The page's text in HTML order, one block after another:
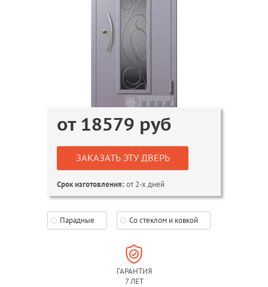
от 18579 руб
ЗАКАЗАТЬ ЭТУ ДВЕРЬ
Срок изготовления:от 2-х дней
Парадные Со стеклом и ковкой
ГАРАНТИЯ
7 ЛЕТ